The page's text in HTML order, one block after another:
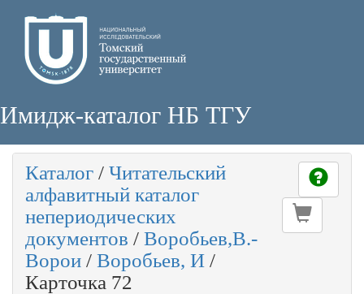
Имидж-каталог НБ ТГУ
Каталог / Читательский
алфавитный каталог
непериодических
документов / Воробьев,В.-
Ворои / Воробьев, И /
Карточка 72